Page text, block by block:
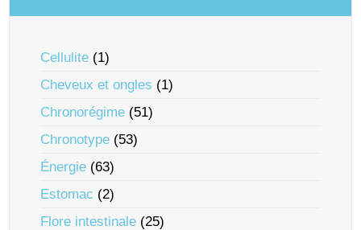
Cellulite (1)
Cheveux et ongles (1)
Chronorégime (51)
Chronotype (53)
Énergie (63)
Estomac (2)
Flore intestinale (25)